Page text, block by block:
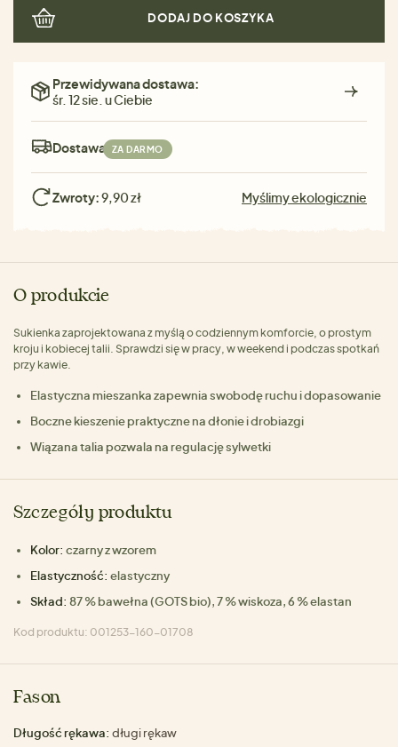
DODAJ DO KOSZYKA
Przewidywana dostawa:
śr. 12 sie. u Ciebie
Dostawa: ZA DARMO
Zwroty:9,90 zł Myślimy ekologicznie
O produkcie
Sukienka zaprojektowana z myślą o codziennym komforcie, o prostym
kroju i kobiecej talii. Sprawdzi się w pracy, w weekend i podczas spotkań
przy kawie.
Elastyczna mieszanka zapewnia swobodę ruchu i dopasowanie
Boczne kieszenie praktyczne na dłonie i drobiazgi
Wiązana talia pozwala na regulację sylwetki
Szczegóły produktu
Kolor: czarny z wzorem
Elastyczność: elastyczny
Skład: 87 % bawełna (GOTS bio), 7 % wiskoza, 6 % elastan
Kod produktu: 001253-160-01708
Fason
Długość rękawa: długi rękaw